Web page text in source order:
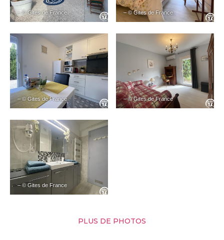
– © Gites de France – © Gites de France
– © Gites de France – © Gites de France
– © Gites de France
PLUS DE PHOTOS